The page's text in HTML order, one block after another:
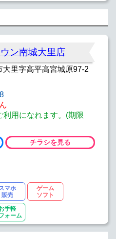
ン南城大里店
里字高平高宮城原97-2
用になれます。(期限
チラシを見る
スマホ
販売
ゲーム
ソフト
手軽
ォーム